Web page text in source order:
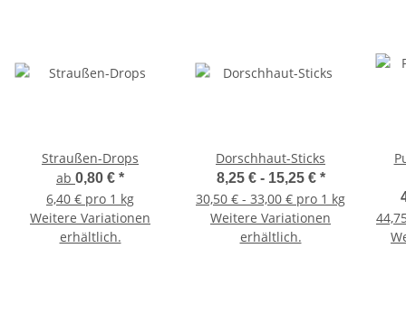
Straußen-Drops
ab 0,80 € *
6,40 € pro 1 kg
Weitere Variationen
erhältlich.
Dorschhaut-Sticks
8,25 € - 15,25 € *
30,50 € - 33,00 € pro 1 kg
Weitere Variationen
erhältlich.